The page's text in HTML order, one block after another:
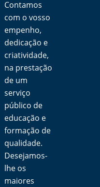
Contamos
com o vosso
empenho,
dedicação e
criatividade,
na prestação
de um
serviço
público de
educação e
formação de
qualidade.
Desejamos-
lhe os
maiores